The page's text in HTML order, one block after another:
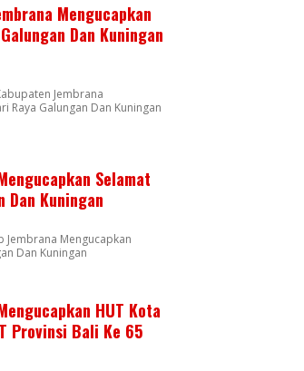
Mengucapkan
Dan Kuningan
Jembrana
Raya Galungan Dan Kuningan
Selamat
Dan Kuningan
Jembrana Mengucapkan
Dan Kuningan
HUT Kota
Provinsi Bali Ke 65